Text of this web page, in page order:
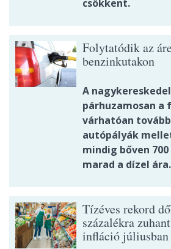
csökkent.
Folytatódik az
benzinkutakon
A
párhuzamosan a
várhatóan
autópályák
mindig bőven
marad a dízel ára.
Tízéves rekord
százalékra
infláció júliusban